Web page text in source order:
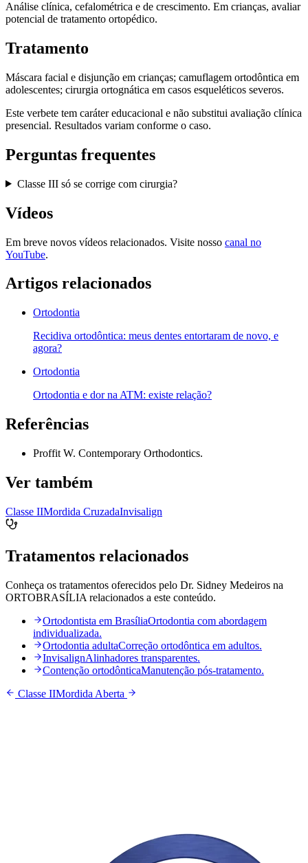
Análise clínica, cefalométrica e de crescimento. Em crianças, avaliar
potencial de tratamento ortopédico.
Tratamento
Máscara facial e disjunção em crianças; camuflagem ortodôntica em
adolescentes; cirurgia ortognática em casos esqueléticos severos.
Este verbete tem caráter educacional e não substitui avaliação clínica
presencial. Resultados variam conforme o caso.
Perguntas frequentes
Classe III só se corrige com cirurgia?
Vídeos
Em breve novos vídeos relacionados. Visite nosso canal no
YouTube.
Artigos relacionados
Ortodontia
Recidiva ortodôntica: meus dentes entortaram de novo, e
agora?
Ortodontia
Ortodontia e dor na ATM: existe relação?
Referências
Proffit W. Contemporary Orthodontics.
Ver também
Classe IIMordida CruzadaInvisalign
Tratamentos relacionados
Conheça os tratamentos oferecidos pelo Dr. Sidney Medeiros na
ORTOBRASÍLIA relacionados a este conteúdo.
Ortodontista em BrasíliaOrtodontia com abordagem
individualizada.
Ortodontia adultaCorreção ortodôntica em adultos.
InvisalignAlinhadores transparentes.
Contenção ortodônticaManutenção pós-tratamento.
Classe IIMordida Aberta